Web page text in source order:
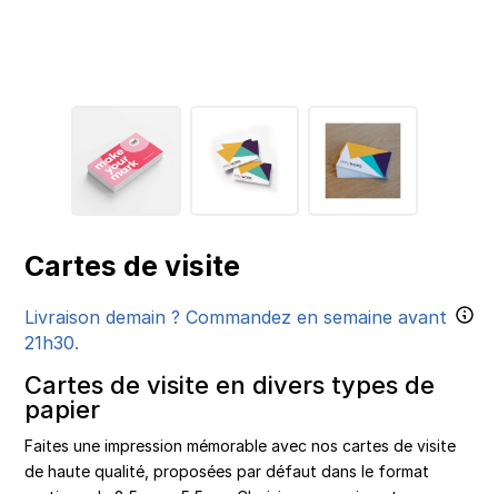
Cartes de visite
Livraison demain ? Commandez en semaine avant
21h30.
Cartes de visite en divers types de
papier
Faites une impression mémorable avec nos cartes de visite
de haute qualité, proposées par défaut dans le format